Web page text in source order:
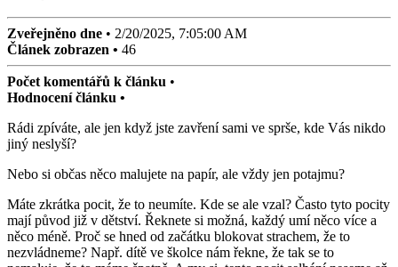
Zveřejněno dne • 2/20/2025, 7:05:00 AM
Článek zobrazen • 46
Počet komentářů k článku •
Hodnocení článku •
Rádi zpíváte, ale jen když jste zavření sami ve sprše, kde Vás nikdo
jiný neslyší?
Nebo si občas něco malujete na papír, ale vždy jen potajmu?
Máte zkrátka pocit, že to neumíte. Kde se ale vzal? Často tyto pocity
mají původ již v dětství. Řeknete si možná, každý umí něco více a
něco méně. Proč se hned od začátku blokovat strachem, že to
nezvládneme? Např. dítě ve školce nám řekne, že tak se to